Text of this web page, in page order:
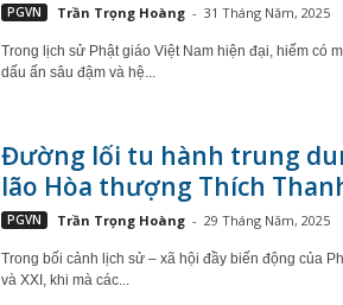
PGVN Trần Trọng Hoàng - 31 Tháng Năm, 2025
Trong lịch sử Phật giáo Việt Nam hiện đại, hiếm có
dấu ấn sâu đậm và hệ...
Đường lối tu hành trung
lão Hòa thượng Thích
PGVN Trần Trọng Hoàng - 29 Tháng Năm, 2025
Trong bối cảnh lịch sử – xã hội đầy biến động của
và XXI, khi mà các...